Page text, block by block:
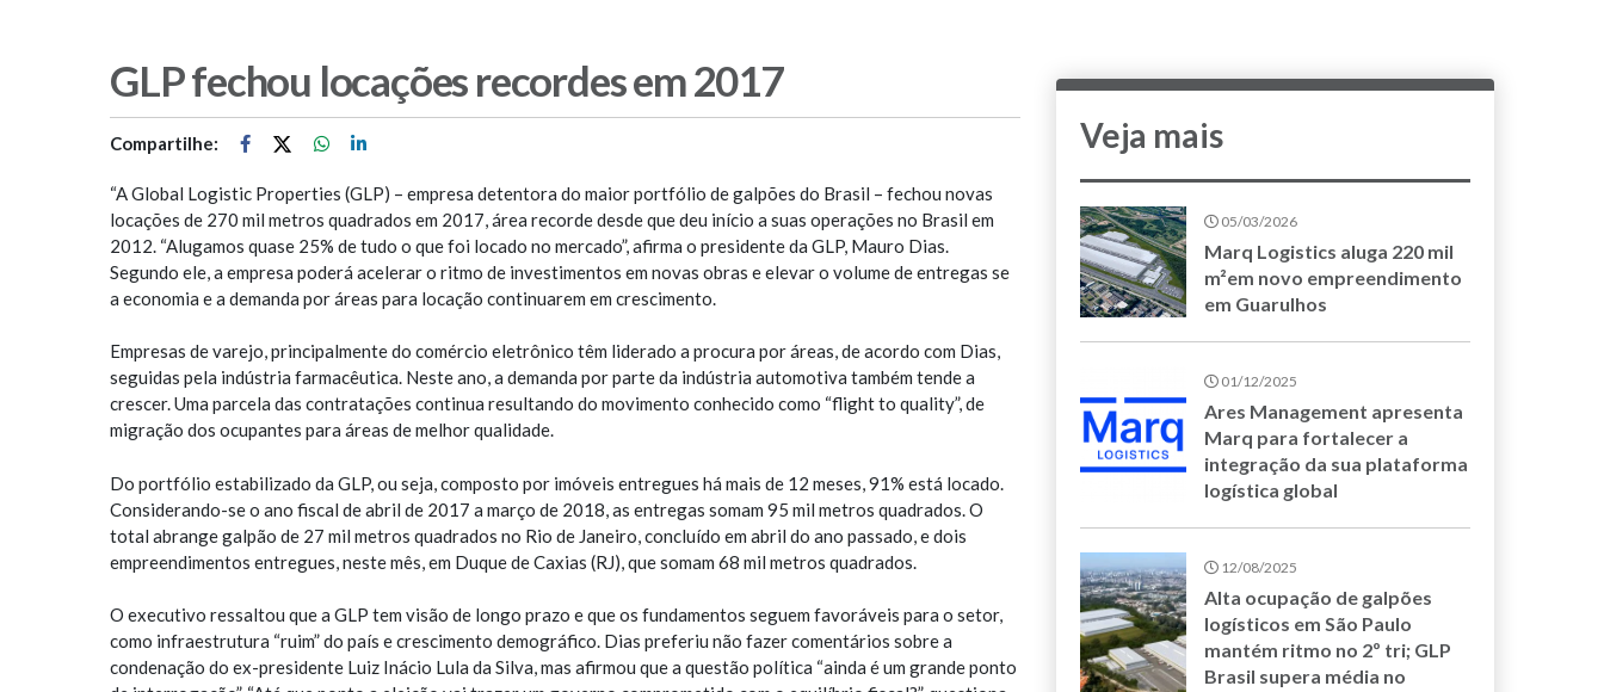
GLP fechou locações recordes em 2017
Compartilhe:
“A Global Logistic Properties (GLP) – empresa detentora do maior portfólio de galpões do Brasil – fechou novas
locações de 270 mil metros quadrados em 2017, área recorde desde que deu início a suas operações no Brasil em
2012. “Alugamos quase 25% de tudo o que foi locado no mercado”, afirma o presidente da GLP, Mauro Dias.
Segundo ele, a empresa poderá acelerar o ritmo de investimentos em novas obras e elevar o volume de entregas se
a economia e a demanda por áreas para locação continuarem em crescimento.
Empresas de varejo, principalmente do comércio eletrônico têm liderado a procura por áreas, de acordo com Dias,
seguidas pela indústria farmacêutica. Neste ano, a demanda por parte da indústria automotiva também tende a
crescer. Uma parcela das contratações continua resultando do movimento conhecido como “flight to quality”, de
migração dos ocupantes para áreas de melhor qualidade.
Do portfólio estabilizado da GLP, ou seja, composto por imóveis entregues há mais de 12 meses, 91% está locado.
Considerando-se o ano fiscal de abril de 2017 a março de 2018, as entregas somam 95 mil metros quadrados. O
total abrange galpão de 27 mil metros quadrados no Rio de Janeiro, concluído em abril do ano passado, e dois
empreendimentos entregues, neste mês, em Duque de Caxias (RJ), que somam 68 mil metros quadrados.
O executivo ressaltou que a GLP tem visão de longo prazo e que os fundamentos seguem favoráveis para o setor,
como infraestrutura “ruim” do país e crescimento demográfico. Dias preferiu não fazer comentários sobre a
condenação do ex-presidente Luiz Inácio Lula da Silva, mas afirmou que a questão política “ainda é um grande ponto
Veja mais
05/03/2026
Marq Logistics aluga 220 mil
m²em novo empreendimento
em Guarulhos
01/12/2025
Ares Management apresenta
Marq para fortalecer a
integração da sua plataforma
logística global
12/08/2025
Alta ocupação de galpões
logísticos em São Paulo
mantém ritmo no 2º tri; GLP
Brasil supera média no